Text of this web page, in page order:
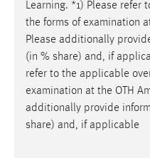
Learning. *1) Please refer
the forms of examination
Please additionally
(in % share) and, if
refer to the applicable
examination at the OTH
additionally provide
share) and, if applicable